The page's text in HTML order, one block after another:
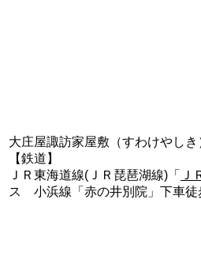
大庄屋諏訪家屋敷（すわけやし
【鉄道】
ＪＲ東海道線(ＪＲ琵琶湖線)「
Ｊ
ス 小浜線「赤の井別院」下車徒